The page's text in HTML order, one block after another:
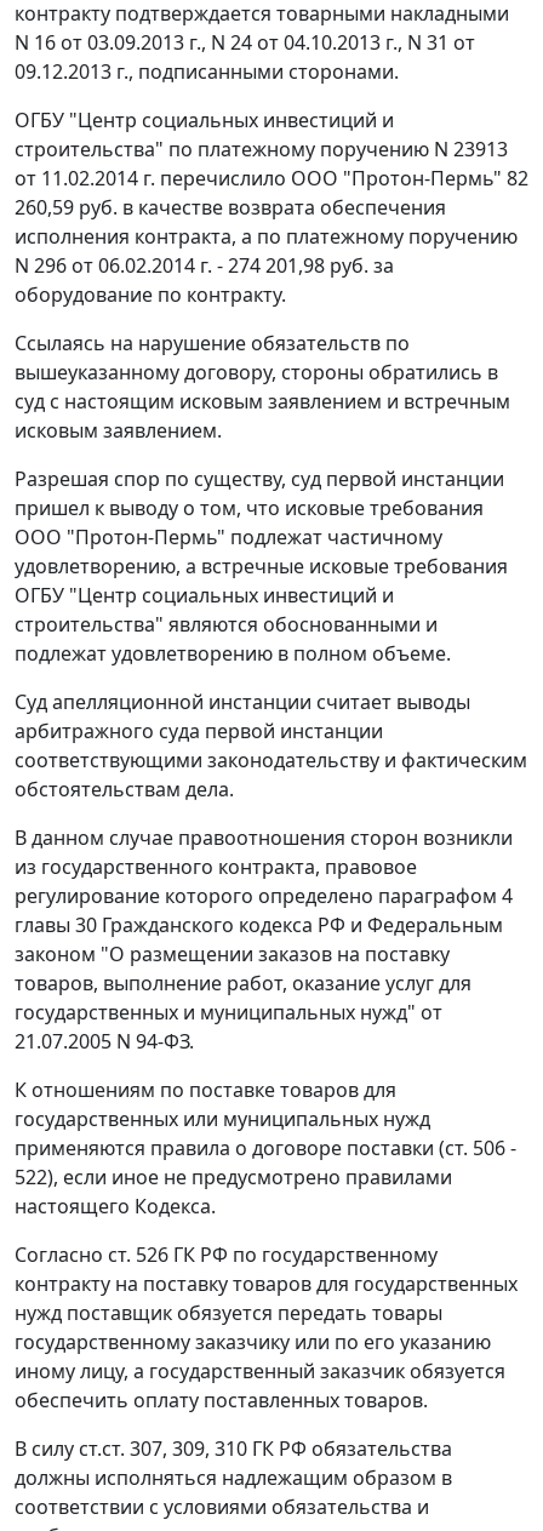
контракту подтверждается товарными накладными
N 16 от 03.09.2013 г., N 24 от 04.10.2013 г., N 31 от
09.12.2013 г., подписанными сторонами.
ОГБУ "Центр социальных инвестиций и
строительства" по платежному поручению N 23913
от 11.02.2014 г. перечислило ООО "Протон-Пермь" 82
260,59 руб. в качестве возврата обеспечения
исполнения контракта, а по платежному поручению
N 296 от 06.02.2014 г. - 274 201,98 руб. за
оборудование по контракту.
Ссылаясь на нарушение обязательств по
вышеуказанному договору, стороны обратились в
суд с настоящим исковым заявлением и встречным
исковым заявлением.
Разрешая спор по существу, суд первой инстанции
пришел к выводу о том, что исковые требования
ООО "Протон-Пермь" подлежат частичному
удовлетворению, а встречные исковые требования
ОГБУ "Центр социальных инвестиций и
строительства" являются обоснованными и
подлежат удовлетворению в полном объеме.
Суд апелляционной инстанции считает выводы
арбитражного суда первой инстанции
соответствующими законодательству и фактическим
обстоятельствам дела.
В данном случае правоотношения сторон возникли
из государственного контракта, правовое
регулирование которого определено параграфом 4
главы 30 Гражданского кодекса РФ и Федеральным
законом "О размещении заказов на поставку
товаров, выполнение работ, оказание услуг для
государственных и муниципальных нужд" от
21.07.2005 N 94-ФЗ.
К отношениям по поставке товаров для
государственных или муниципальных нужд
применяются правила о договоре поставки (ст. 506 -
522), если иное не предусмотрено правилами
настоящего Кодекса.
Согласно ст. 526 ГК РФ по государственному
контракту на поставку товаров для государственных
нужд поставщик обязуется передать товары
государственному заказчику или по его указанию
иному лицу, а государственный заказчик обязуется
обеспечить оплату поставленных товаров.
В силу ст.ст. 307, 309, 310 ГК РФ обязательства
должны исполняться надлежащим образом в
соответствии с условиями обязательства и